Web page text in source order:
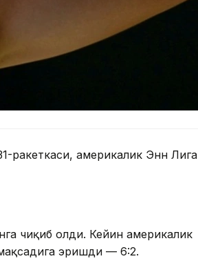
ракеткаси, америкалик Энн Лига
чиқиб олди. Кейин америкалик
эришди — 6:2.